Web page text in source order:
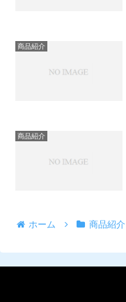
商品紹介
商品紹介
ホーム 商品紹介